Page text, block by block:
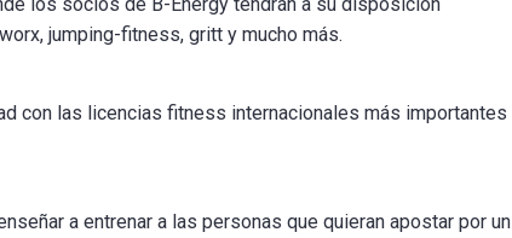
jumping-fitness, gritt y mucho más.
con las licencias fitness internacionales más importantes
a entrenar a las personas que quieran apostar por un